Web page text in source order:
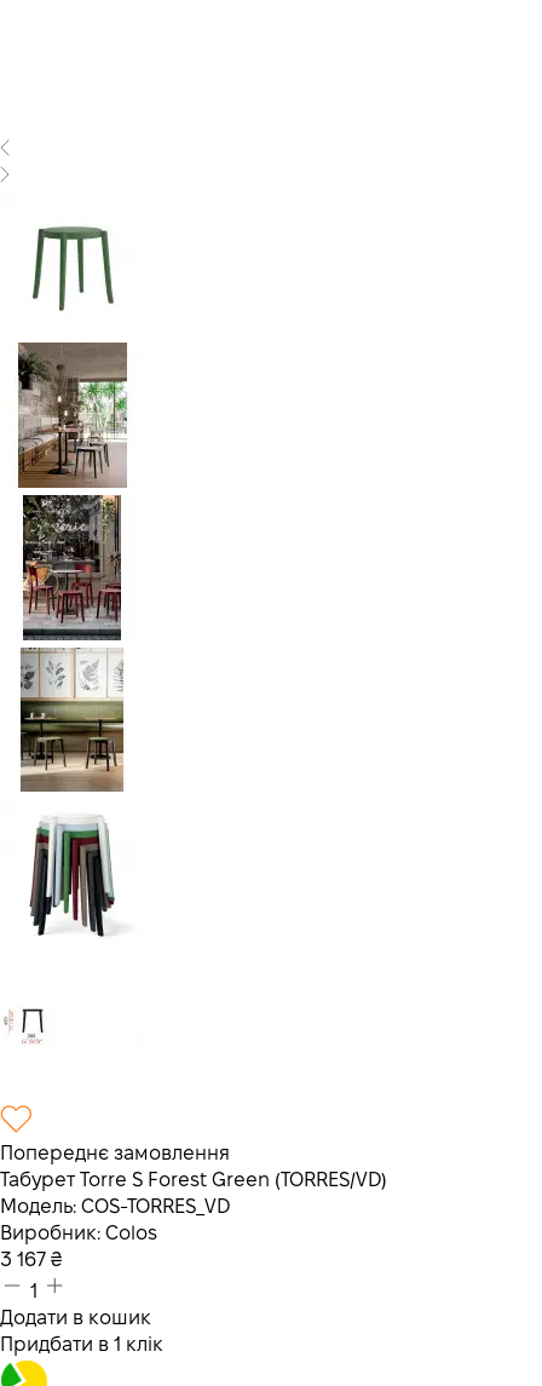
Попереднє замовлення
Табурет Torre S Forest Green (TORRES/VD)
Модель: COS-TORRES_VD
Виробник: Colos
3 167 ₴
1
Додати в кошик
Придбати в 1 клік